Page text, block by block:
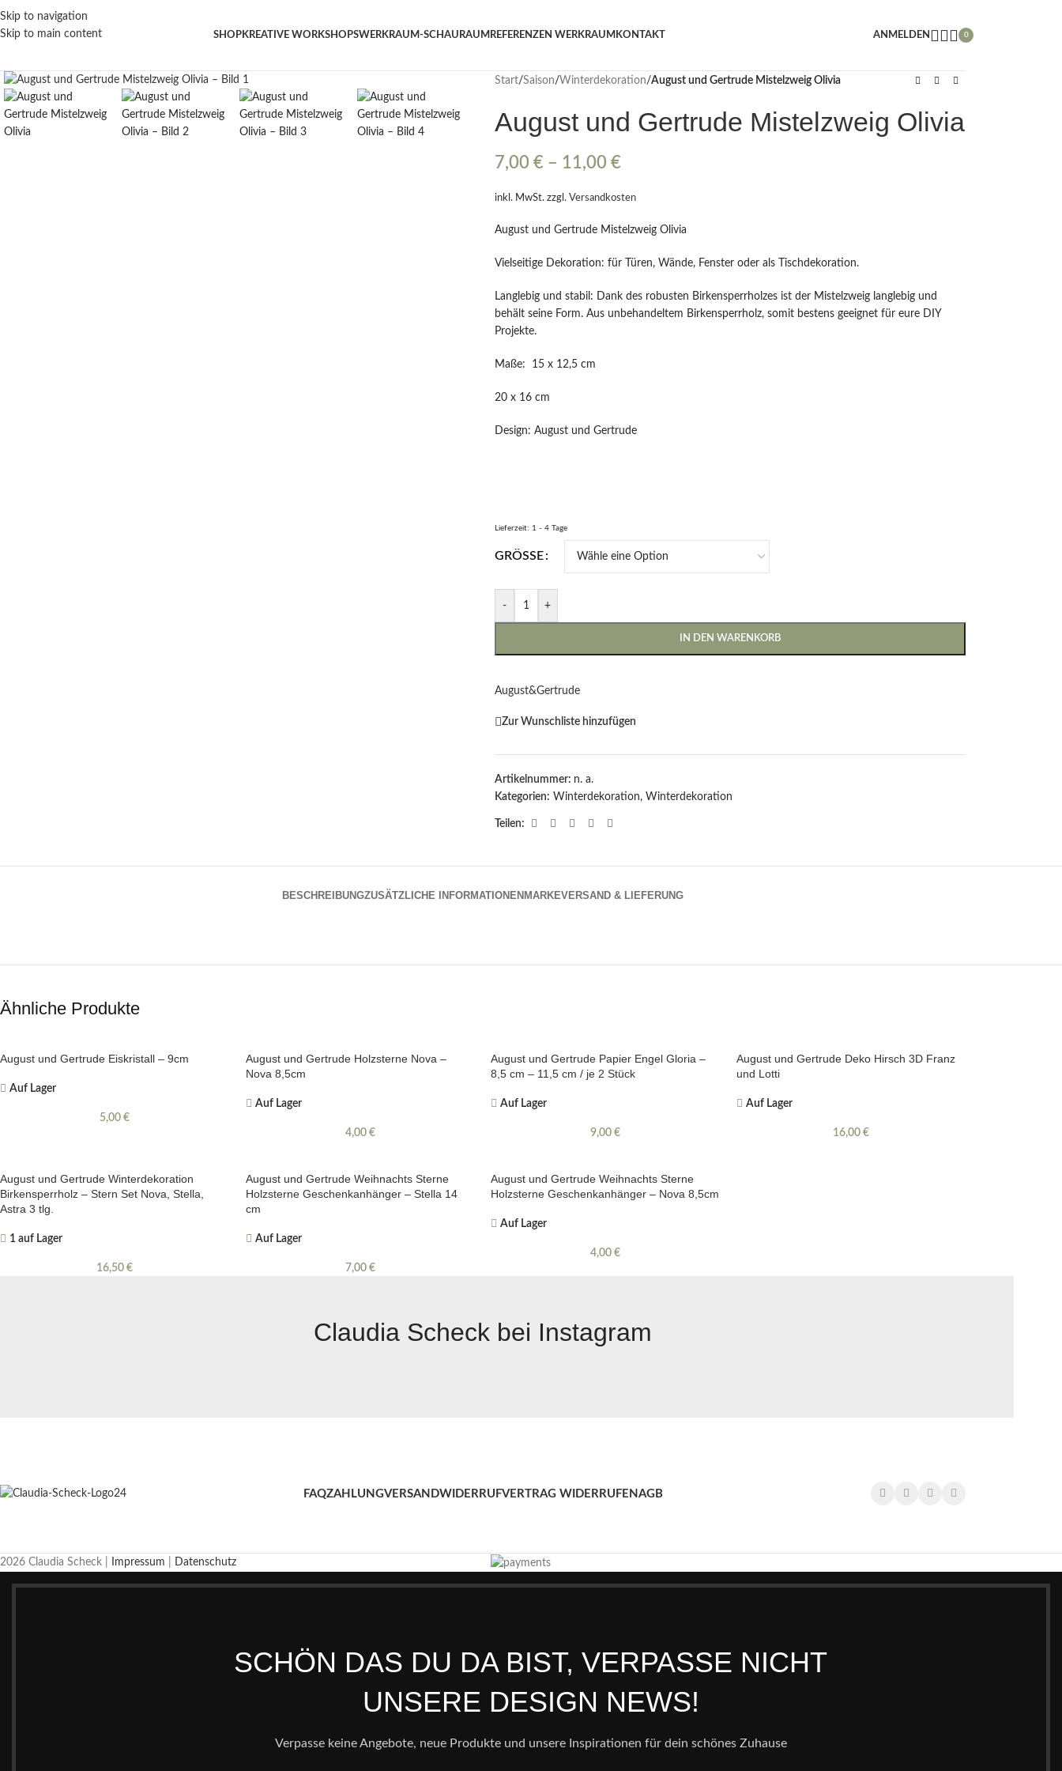
Skip to navigation
Skip to main content
SHOPKREATIVE WORKSHOPSWERKRAUM-SCHAURAUM REFERENZEN WERKRAUM KONTAKT ANMELDEN 0
Start/Saison/Winterdekoration/August und Gertrude Mistelzweig Olivia
August und Gertrude Mistelzweig Olivia
7,00 € – 11,00 €
inkl. MwSt. zzgl. Versandkosten
August und Gertrude Mistelzweig Olivia
Vielseitige Dekoration: für Türen, Wände, Fenster oder als Tischdekoration.
Langlebig und stabil: Dank des robusten Birkensperrholzes ist der Mistelzweig langlebig und
behält seine Form. Aus unbehandeltem Birkensperrholz, somit bestens geeignet für eure DIY
Projekte.
Maße: 15 x 12,5 cm
20 x 16 cm
Design: August und Gertrude
Lieferzeit: 1 - 4 Tage
GRÖSSE
- +
IN DEN WARENKORB
August&Gertrude
Zur Wunschliste hinzufügen
Artikelnummer: n. a.
Kategorien: Winterdekoration, Winterdekoration
Teilen:
BESCHREIBUNGZUSÄTZLICHE INFORMATIONEN MARKEVERSAND & LIEFERUNG
Ähnliche Produkte
August und Gertrude Eiskristall – 9cm
Auf Lager
5,00€
August und Gertrude Holzsterne Nova –
Nova 8,5cm
Auf Lager
4,00 €
August und Gertrude Papier Engel Gloria –
8,5 cm – 11,5 cm / je 2 Stück
Auf Lager
9,00€
August und Gertrude Deko Hirsch 3D Franz
und Lotti
Auf Lager
16,00 €
August und Gertrude Winterdekoration
Birkensperrholz – Stern Set Nova, Stella,
Astra 3 tlg.
1 auf Lager
16,50€
August und Gertrude Weihnachts Sterne
Holzsterne Geschenkanhänger – Stella 14
cm
Auf Lager
7,00 €
August und Gertrude Weihnachts Sterne
Holzsterne Geschenkanhänger – Nova 8,5cm
Auf Lager
4,00€
Claudia Scheck bei Instagram
FAQZAHLUNGVERSANDWIDERRUFVERTRAG WIDERRUFEN AGB
2026 Claudia Scheck | Impressum Datenschutz
SCHÖN DAS DU DA BIST, VERPASSE NICHT
UNSERE DESIGN NEWS!
Verpasse keine Angebote, neue Produkte und unsere Inspirationen für dein schönes Zuhause